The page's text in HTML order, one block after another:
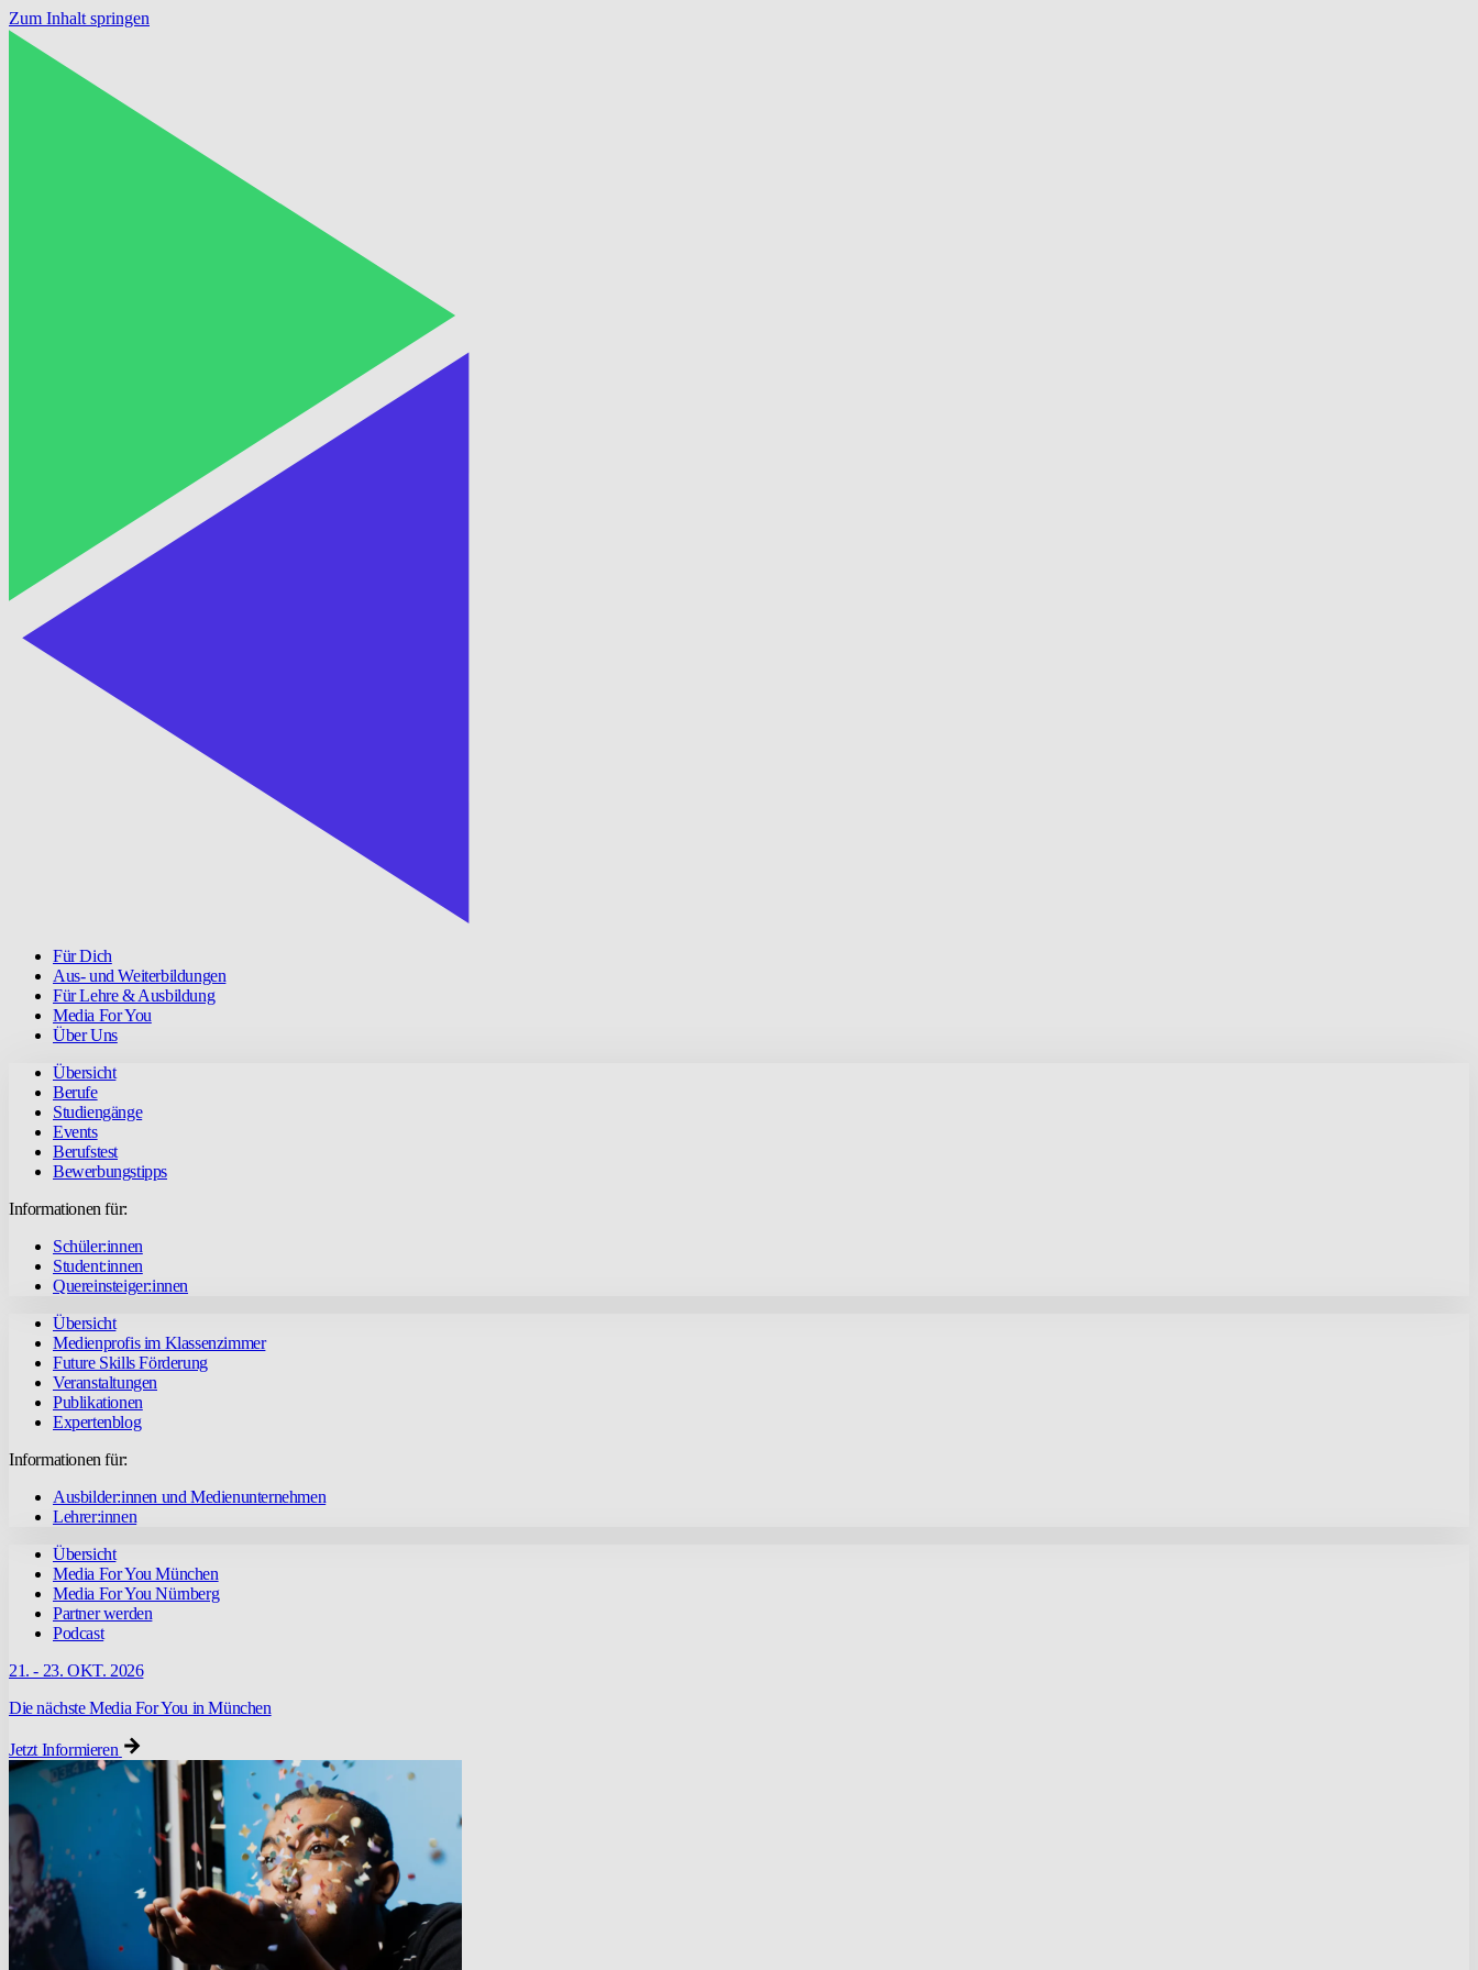
Zum Inhalt springen
Für Dich
Aus- und Weiterbildungen
Für Lehre & Ausbildung
Media For You
Über Uns
Übersicht
Berufe
Studiengänge
Events
Berufstest
Bewerbungstipps
Informationen für:
Schüler:innen
Student:innen
Quereinsteiger:innen
Übersicht
Medienprofis im Klassenzimmer
Future Skills Förderung
Veranstaltungen
Publikationen
Expertenblog
Informationen für:
Ausbilder:innen und Medienunternehmen
Lehrer:innen
Übersicht
Media For You München
Media For You Nürnberg
Partner werden
Podcast
21. - 23. OKT. 2026
Die nächste Media For You in München
Jetzt Informieren